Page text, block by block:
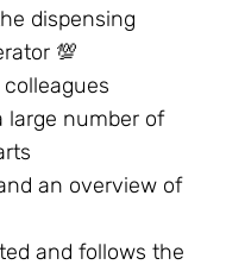
dispensing
💯
large number of
an overview of
and follows the